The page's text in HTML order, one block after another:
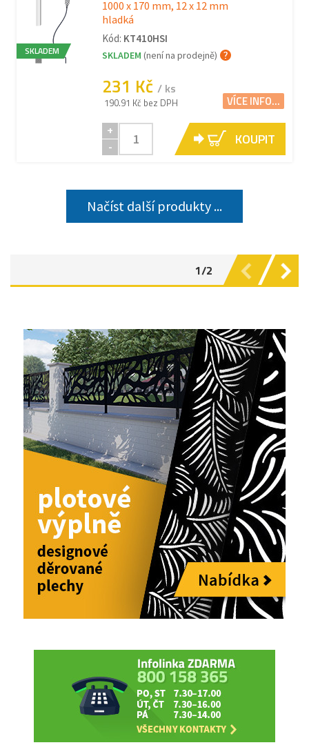
SKLADEM
1000 x 170 mm, 12 x 12 mm
hladká
Kód: KT410HSI
SKLADEM (není na prodejně)
231 Kč / ks
190.91 Kč bez DPH VÍCE INFO...
+
-
KOUPIT
Načíst další produkty ...
1/2